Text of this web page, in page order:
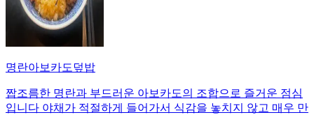
명란아보카도덮밥
짭조름한 명란과 부드러운 아보카도의 조합으로 즐거운 점심
입니다 야채가 적절하게 들어가서 식감을 놓치지 않고 매우 만